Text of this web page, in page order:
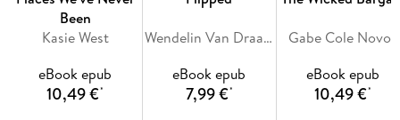
his fortune being forfeited to the Crown. Pip's great
expectations vanish into thin air.
"Great Expectations" is a delightful novel, rich in humor and
free from false pathos. The character of Joe Gargery, simple,
Been
Kasie West
eBook epub
10,49 €*
Wendelin Van Draanen
eBook epub
7,99 €*
Gabe Cole Novoa
eBook epub
10,49 €*